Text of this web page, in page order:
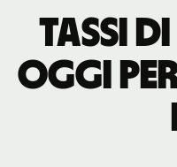
Tassi
oggi